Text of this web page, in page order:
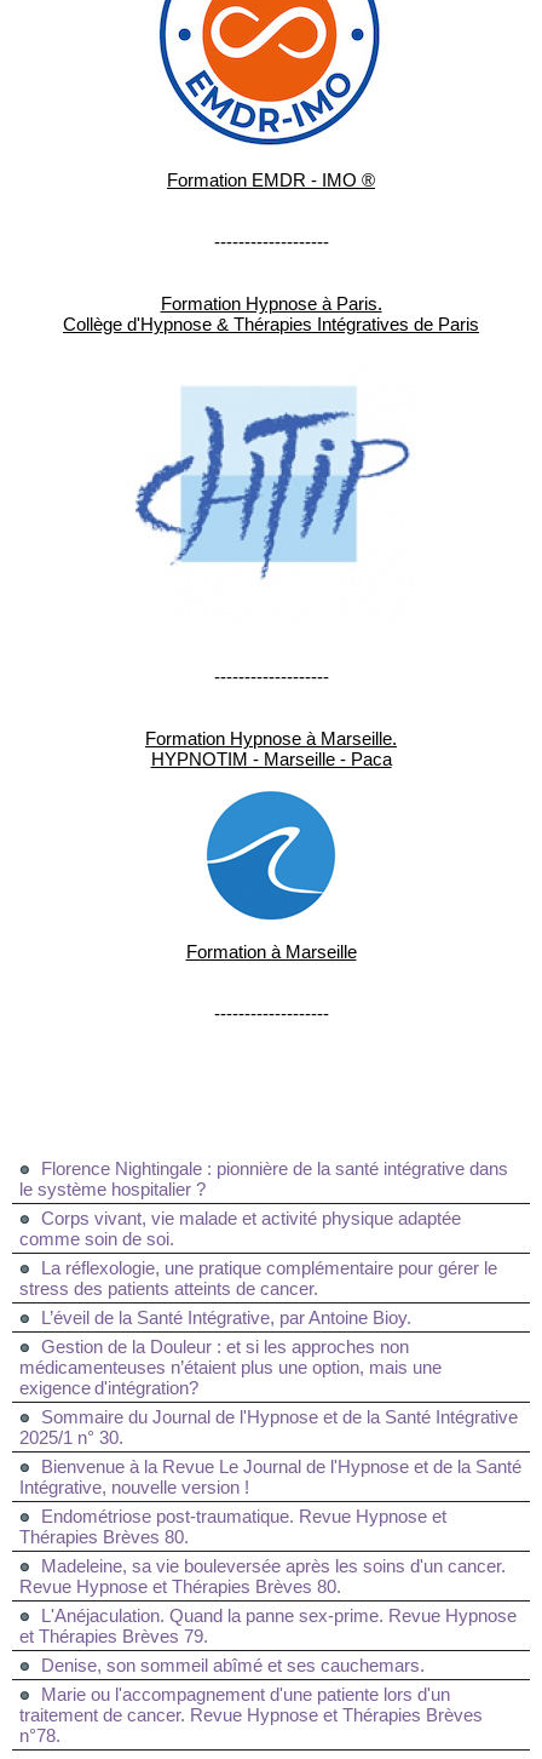
Formation EMDR - IMO ®
-------------------
Formation Hypnose à Paris.
Collège d'Hypnose & Thérapies Intégratives de Paris
-------------------
Formation Hypnose à Marseille.
HYPNOTIM - Marseille - Paca
Formation à Marseille
-------------------
Florence Nightingale : pionnière de la santé intégrative dans
le système hospitalier ?
Corps vivant, vie malade et activité physique adaptée
comme soin de soi.
La réflexologie, une pratique complémentaire pour gérer le
stress des patients atteints de cancer.
L’éveil de la Santé Intégrative, par Antoine Bioy.
Gestion de la Douleur : et si les approches non
médicamenteuses n’étaient plus une option, mais une
exigence d'intégration?
Sommaire du Journal de l'Hypnose et de la Santé Intégrative
2025/1 n° 30.
Bienvenue à la Revue Le Journal de l'Hypnose et de la Santé
Intégrative, nouvelle version !
Endométriose post-traumatique. Revue Hypnose et
Thérapies Brèves 80.
Madeleine, sa vie bouleversée après les soins d'un cancer.
Revue Hypnose et Thérapies Brèves 80.
L'Anéjaculation. Quand la panne sex-prime. Revue Hypnose
et Thérapies Brèves 79.
Denise, son sommeil abîmé et ses cauchemars.
Marie ou l'accompagnement d'une patiente lors d'un
traitement de cancer. Revue Hypnose et Thérapies Brèves
n°78.